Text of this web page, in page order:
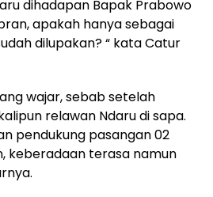
dihadapan Bapak Prabowo
apakah hanya sebagai
dilupakan? “ kata Catur
wajar, sebab setelah
relawan Ndaru di sapa.
pendukung pasangan 02
keberadaan terasa namun